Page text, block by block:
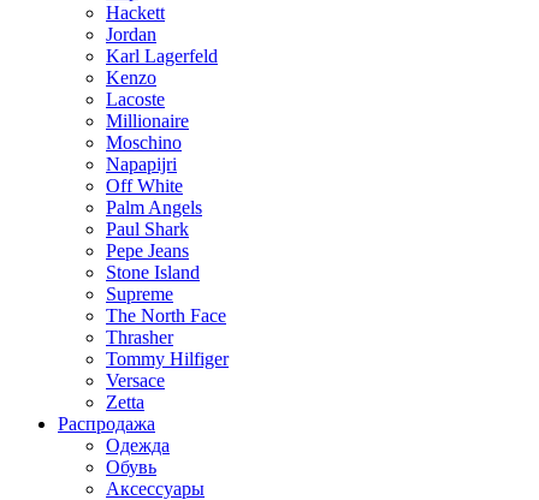
Hackett
Jordan
Karl Lagerfeld
Kenzo
Lacoste
Millionaire
Moschino
Napapijri
Off White
Palm Angels
Paul Shark
Pepe Jeans
Stone Island
Supreme
The North Face
Thrasher
Tommy Hilfiger
Versace
Zetta
Распродажа
Одежда
Обувь
Аксессуары